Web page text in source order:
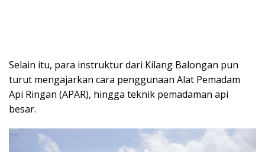
Selain itu, para instruktur dari Kilang Balongan pun
turut mengajarkan cara penggunaan Alat Pemadam
Api Ringan (APAR), hingga teknik pemadaman api
besar.